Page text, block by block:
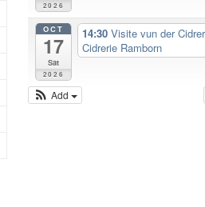
2026
OCT
17
Sat
2026
14:30Visite vun der
Cidrerie Ramborn
Add